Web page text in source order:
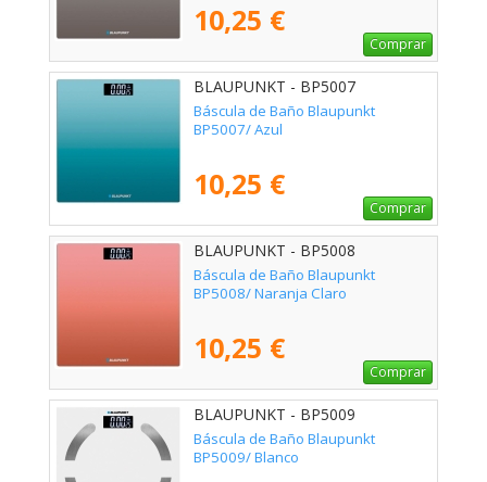
10,25 €
Comprar
BLAUPUNKT - BP5007
Báscula de Baño Blaupunkt
BP5007/ Azul
10,25 €
Comprar
BLAUPUNKT - BP5008
Báscula de Baño Blaupunkt
BP5008/ Naranja Claro
10,25 €
Comprar
BLAUPUNKT - BP5009
Báscula de Baño Blaupunkt
BP5009/ Blanco